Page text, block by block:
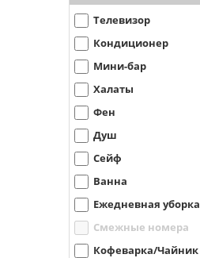
Телевизор
Кондиционер
Мини-бар
Халаты
Фен
Душ
Сейф
Ванна
Ежедневная уборка
Смежные номера
Кофеварка/Чайник